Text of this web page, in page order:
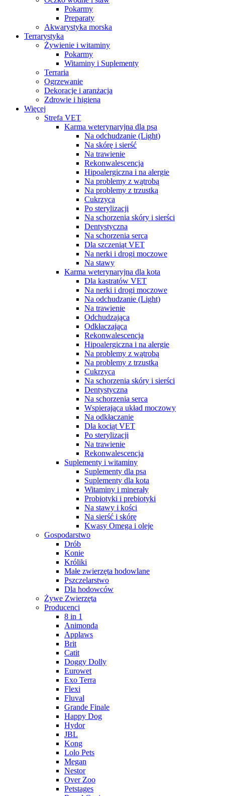
Pokarmy
Preparaty
Akwarystyka morska
Terrarystyka
Żywienie i witaminy
Pokarmy
Witaminy i Suplementy
Terraria
Ogrzewanie
Dekoracje i aranżacja
Zdrowie i higiena
Więcej
Strefa VET
Karma weterynaryjna dla psa
Na odchudzanie (Light)
Na skórę i sierść
Na trawienie
Rekonwalescencja
Hipoalergiczna i na alergie
Na problemy z wątrobą
Na problemy z trzustką
Cukrzyca
Po sterylizacji
Na schorzenia skóry i sierści
Dentystyczna
Na schorzenia serca
Dla szczeniąt VET
Na nerki i drogi moczowe
Na stawy
Karma weterynaryjna dla kota
Dla kastratów VET
Na nerki i drogi moczowe
Na odchudzanie (Light)
Na trawienie
Odchudzająca
Odkłaczająca
Rekonwalescencja
Hipoalergiczna i na alergie
Na problemy z wątrobą
Na problemy z trzustką
Cukrzyca
Na schorzenia skóry i sierści
Dentystyczna
Na schorzenia serca
Wspierająca układ moczowy
Na odkłaczanie
Dla kociąt VET
Po sterylizacji
Na trawienie
Rekonwalescencja
Suplementy i witaminy
Suplementy dla psa
Suplementy dla kota
Witaminy i minerały
Probiotyki i prebiotyki
Na stawy i kości
Na sierść i skórę
Kwasy Omega i oleje
Gospodarstwo
Drób
Konie
Króliki
Małe zwierzęta hodowlane
Pszczelarstwo
Dla hodowców
Żywe Zwierzęta
Producenci
8 in 1
Animonda
Applaws
Brit
Catit
Doggy Dolly
Eurowet
Exo Terra
Flexi
Fluval
Grande Finale
Happy Dog
Hydor
JBL
Kong
Lolo Pets
Megan
Nestor
Over Zoo
Petstages